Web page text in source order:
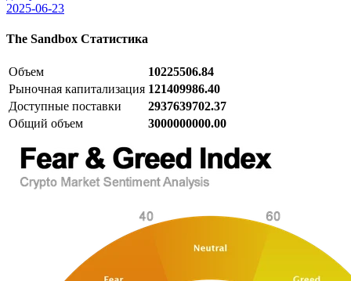
2025-06-23
The Sandbox Статистика
Объем
10225506.84
Рыночная капитализация 121409986.40
Доступные поставки
2937639702.37
Общий объем
3000000000.00